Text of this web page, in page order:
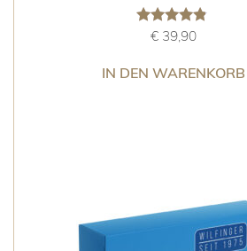
Bewertet
von 5
€ 39,90
IN DEN WARENKORB